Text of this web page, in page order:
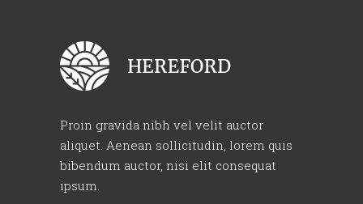
Proin gravida nibh vel velit auctor
aliquet. Aenean sollicitudin, lorem quis
bibendum auctor, nisi elit consequat
ipsum.